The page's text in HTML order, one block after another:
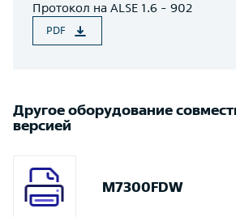
Протокол на ALSE 1.6 - 902
PDF
Другое оборудование
версией
M7300FDW